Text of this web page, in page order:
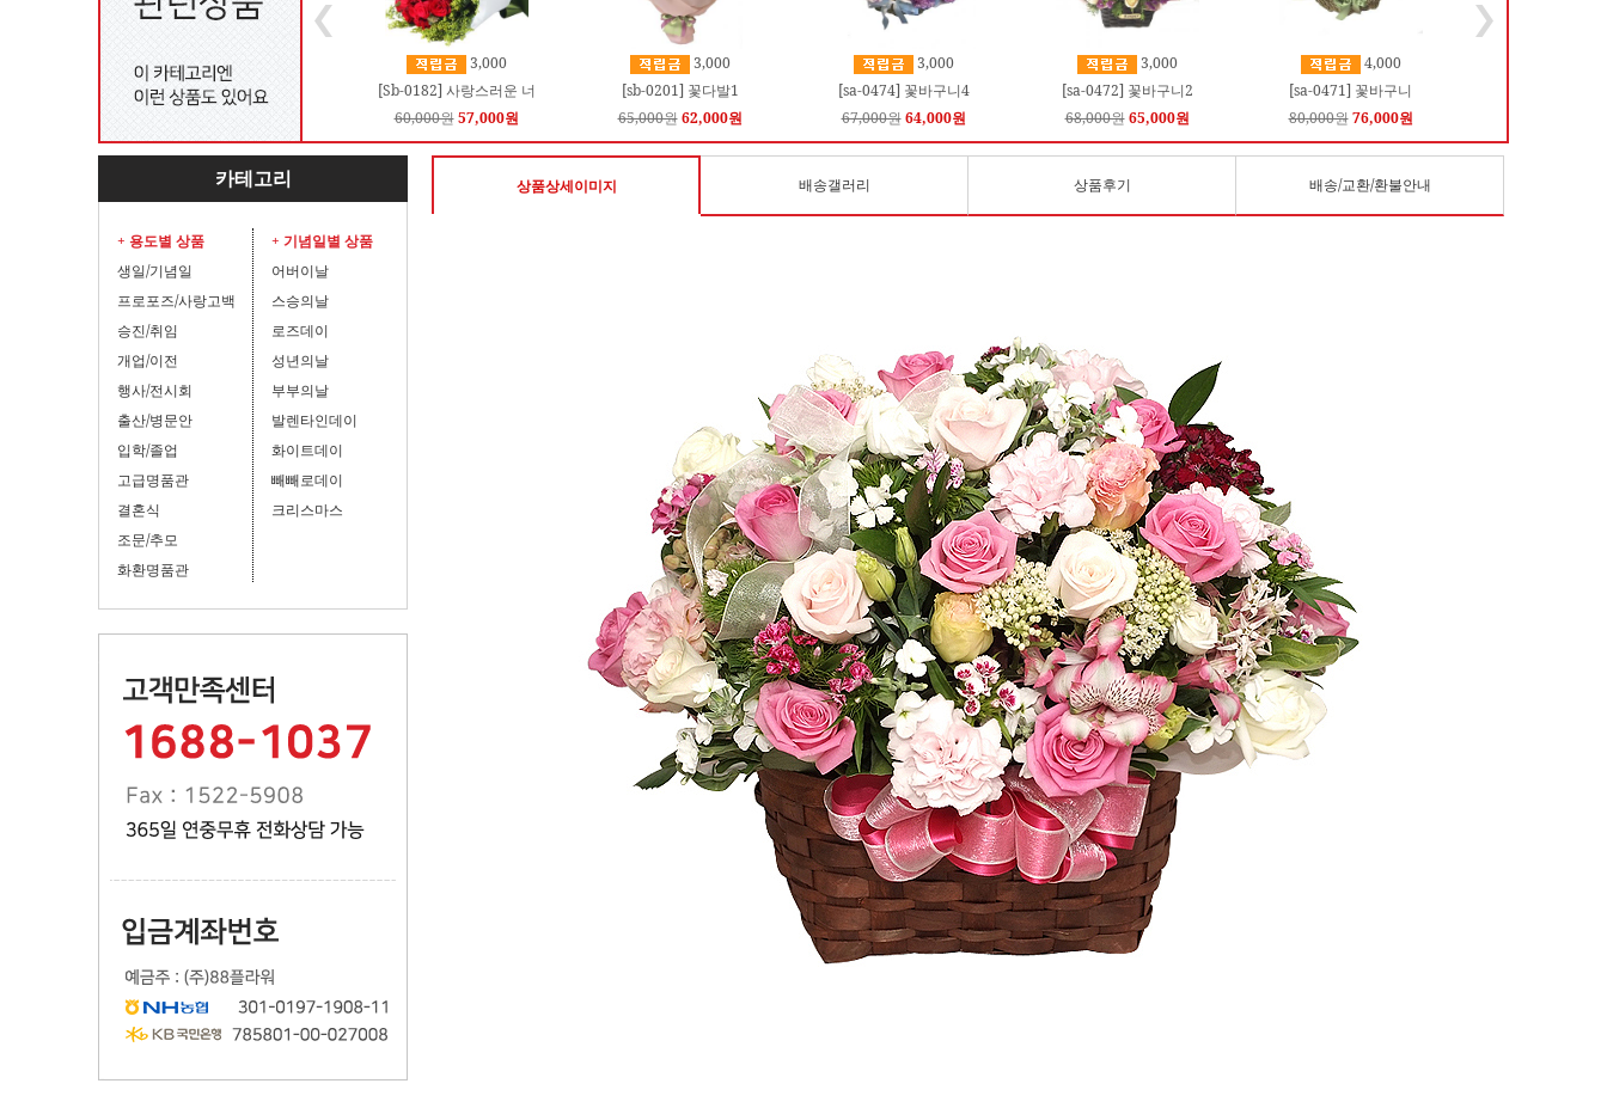
3,000
[Sb-0182] 사랑스러운 너
60,000원 57,000원
3,000
[sb-0201] 꽃다발1
65,000원 62,000원
3,000
[sa-0474] 꽃바구니4
67,000원 64,000원
3,000
[sa-0472] 꽃바구니2
68,000원 65,000원
4,000
[sa-0471] 꽃바구니
80,000원 76,000원
카테고리
+ 용도별 상품
생일/기념일
프로포즈/사랑고백
승진/취임
개업/이전
행사/전시회
출산/병문안
입학/졸업
고급명품관
결혼식
조문/추모
화환명품관
+ 기념일별 상품
어버이날
스승의날
로즈데이
성년의날
부부의날
발렌타인데이
화이트데이
빼빼로데이
크리스마스
상품상세이미지 배송갤러리 상품후기 배송/교환/환불안내